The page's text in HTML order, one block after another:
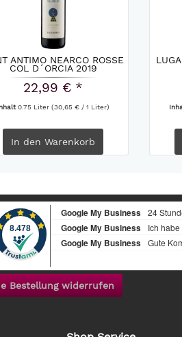
ANTIMO NEARCO ROSSE
COL D´ORCIA 2019
22,99 € *
0.75 Liter(30,65 € / 1 Liter)
In den Warenkorb
Bestellung widerrufen